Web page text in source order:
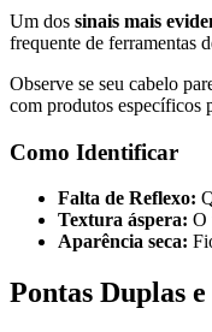
Um dos sinais mais
frequente de ferramentas
Observe se seu cabelo
com produtos específicos
Como Identificar
Falta de Reflexo:
Textura áspera: O
Aparência seca:
Pontas Duplas